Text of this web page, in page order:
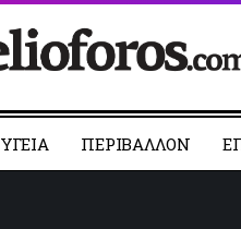
YΓΕΙΑ ΠΕΡΙΒΑΛΛΟΝ